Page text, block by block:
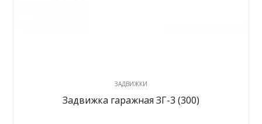
ЗАДВИЖКИ
Задвижка гаражная ЗГ-3 (300)